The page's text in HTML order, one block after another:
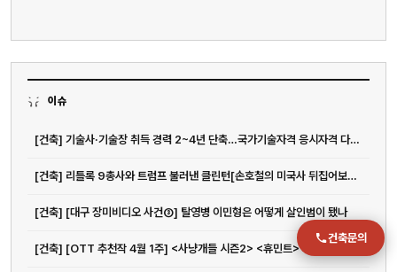
이슈
[건축] 기술사·기술장 취득 경력 2~4년 단축…국가기술자격 응시자격 다양화 | 아주경제
[건축] 리틀록 9총사와 트럼프 불러낸 클린턴[손호철의 미국사 뒤집어보기](32)
[건축] [대구 장미비디오 사건③] 탈영병 이민형은 어떻게 살인범이 됐나
건축문의
주소
부산 강서구 명지국제2로 41
POSCO 샤인오피스 306호